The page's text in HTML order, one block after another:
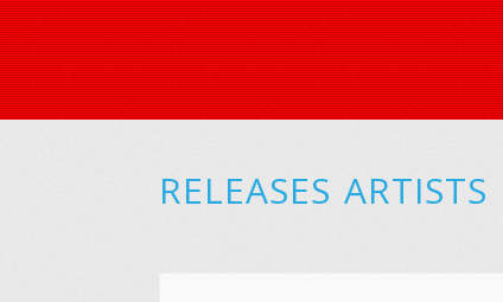
RELEASES ARTISTS